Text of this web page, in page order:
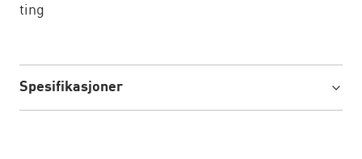
ting
Spesifikasjoner